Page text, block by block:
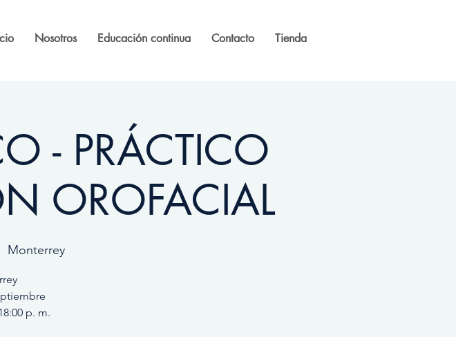
Nosotros Educación continua Contacto Tienda
- PRÁCTICO
OROFACIAL
Monterrey
p. m.